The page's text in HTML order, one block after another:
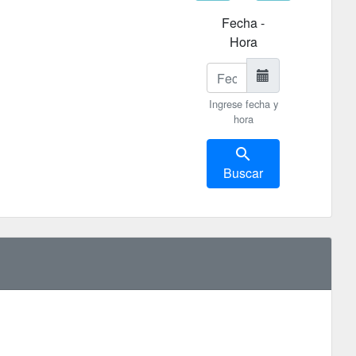
Fecha -
Hora
Ingrese fecha y
hora
search
Buscar